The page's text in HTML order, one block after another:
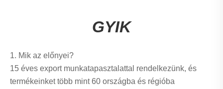
GYIK
1. Mik az előnyei?
15 éves export munkatapasztalattal rendelkezünk, és
termékeinket több mint 60 országba és régióba